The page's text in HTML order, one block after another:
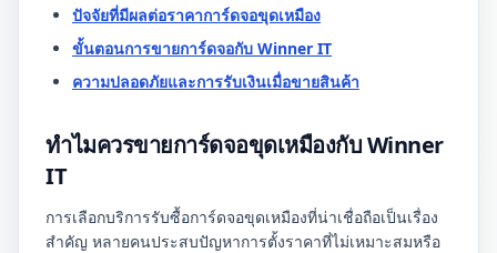
ปัจจัยที่มีผลต่อราคาการ์ดจอขุดเหมือง
ขั้นตอนการขายการ์ดจอกับ Winner IT
ความปลอดภัยและการรับเงินเมื่อขายสินค้า
ทำไมควรขายการ์ดจอขุดเหมืองกับ Winner
IT
การเลือกบริการรับซื้อการ์ดจอขุดเหมืองที่น่าเชื่อถือเป็นเรื่อง
สำคัญ หลายคนประสบปัญหาการตั้งราคาที่ไม่เหมาะสมหรือ